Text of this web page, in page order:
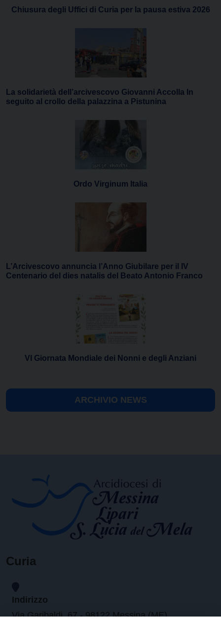
Chiusura degli Uffici di Curia per la pausa estiva 2026
La solidarietà dell’arcivescovo Giovanni Accolla In
seguito al crollo della palazzina a Pistunina
Ordo Virginum Italia
L’Arcivescovo annuncia l’Anno Giubilare per il IV
Centenario del dies natalis del Beato Antonio Franco
VI Giornata Mondiale dei Nonni e degli Anziani
ARCHIVIO NEWS
Curia
Indirizzo
Via Garibaldi, 67 - 98122 Messina (ME)